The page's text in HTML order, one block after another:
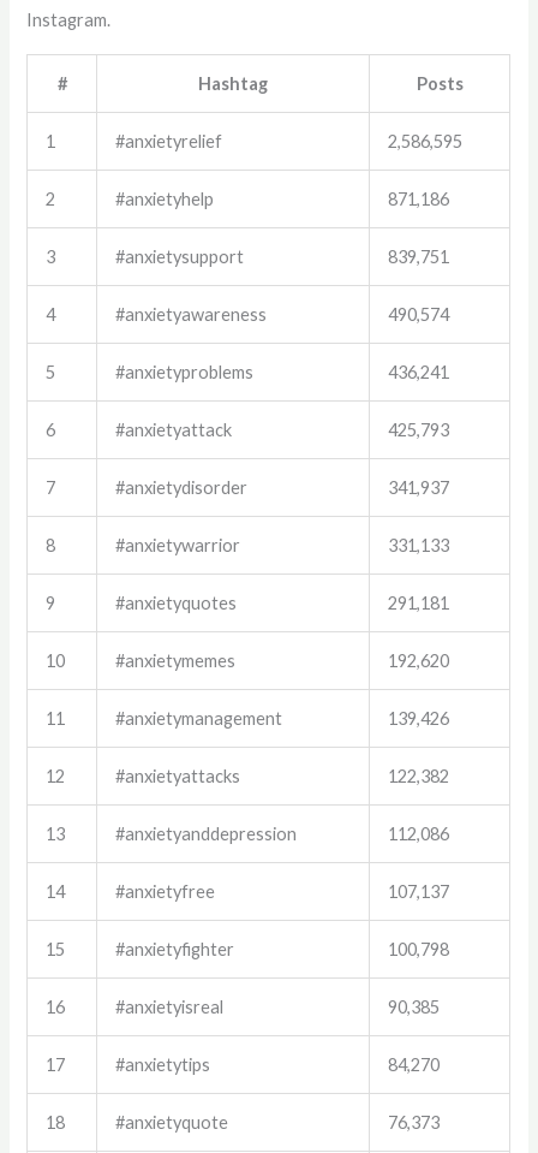
Instagram.
# Hashtag Posts
1 #anxietyrelief 2,586,595
2 #anxietyhelp 871,186
3 #anxietysupport 839,751
4 #anxietyawareness 490,574
5 #anxietyproblems 436,241
6 #anxietyattack 425,793
7 #anxietydisorder 341,937
8 #anxietywarrior 331,133
9 #anxietyquotes 291,181
10 #anxietymemes 192,620
11 #anxietymanagement 139,426
12 #anxietyattacks 122,382
13 #anxietyanddepression 112,086
14 #anxietyfree 107,137
15 #anxietyfighter 100,798
16 #anxietyisreal 90,385
17 #anxietytips 84,270
18 #anxietyquote 76,373